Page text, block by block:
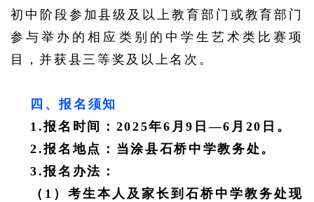
初中阶段参加县级及以上教育部门或教育部门
参与举办的相应类别的中学生艺术类比赛项
目，并获县三等奖及以上名次。
四、报名须知
1.报名时间：2025年6月9日—6月20日。
2.报名地点：当涂县石桥中学教务处。
3.报名办法：
（ 1）考生本人及家长到石桥中学教务处现